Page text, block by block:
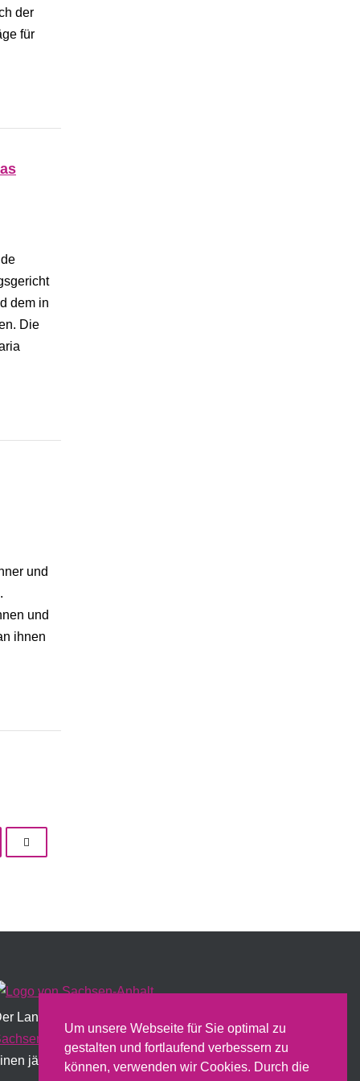
Um unsere Webseite für Sie optimal zu
gestalten und fortlaufend verbessern zu
können, verwenden wir Cookies. Durch die
der
für
dem in
Die
und
und
ihnen
Landesfrauenrat wird institutionell vom Land
Anhalt
gefördert und erstellt dazu u.a.
jährlichen Sachbericht.